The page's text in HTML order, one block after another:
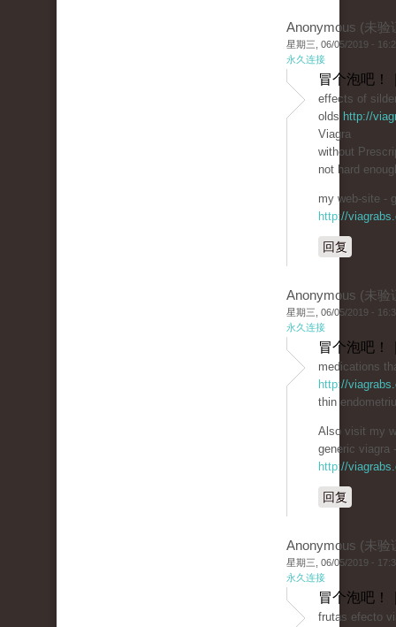
Anonymous (未验
星期三, 06/05/2019 -
永久连接
冒个泡吧！
effects of
olds http://
Viagra
without
not hard
my web-site -
http://
回复
Anonymous (未验
星期三, 06/05/2019 -
永久连接
冒个泡吧！
medications
http://
thin
Also visit my
generic viagra -
http://
回复
Anonymous (未验
星期三, 06/05/2019 -
永久连接
冒个泡吧！
frutas efecto